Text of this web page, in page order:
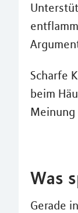
Scharfe
beim
Meinung
Was
Gerade